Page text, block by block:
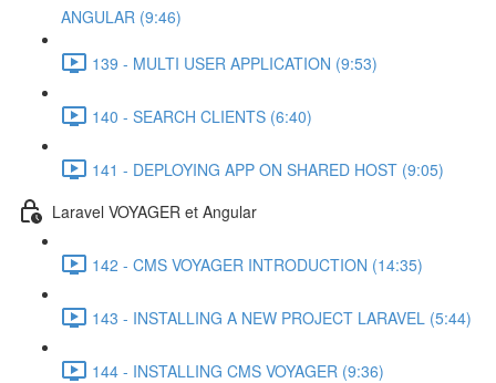
ANGULAR (9:46)
139 - MULTI USER APPLICATION (9:53)
140 - SEARCH CLIENTS (6:40)
141 - DEPLOYING APP ON SHARED HOST (9:05)
Laravel VOYAGER et Angular
142 - CMS VOYAGER INTRODUCTION (14:35)
143 - INSTALLING A NEW PROJECT LARAVEL (5:44)
144 - INSTALLING CMS VOYAGER (9:36)